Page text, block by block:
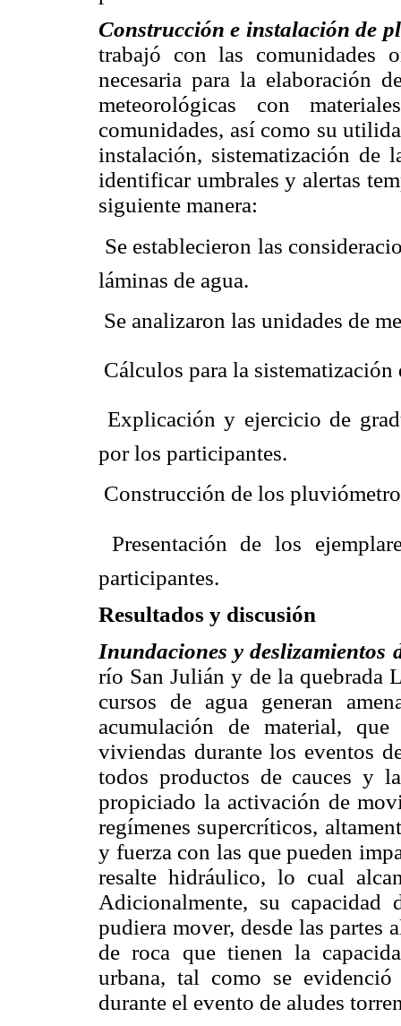
Construcción e instalación de
trabajó con las comunidades
necesaria para la elaboración
meteorológicas con
comunidades, así como su
instalación, sistematización de
identificar umbrales y alertas
siguiente manera:
 Se establecieron las
láminas de agua.
 Se analizaron las unidades de
 Cálculos para la
 Explicación y ejercicio de
por los participantes.
 Construcción de los
 Presentación de los
participantes.
Resultados y discusión
Inundaciones y deslizamientos
río San Julián y de la quebrada
cursos de agua generan
acumulación de material,
viviendas durante los eventos
todos productos de cauces y
propiciado la activación de
regímenes supercríticos,
y fuerza con las que pueden
resalte hidráulico, lo cual
Adicionalmente, su capacidad
pudiera mover, desde las partes
de roca que tienen la
urbana, tal como se evidenció
durante el evento de aludes